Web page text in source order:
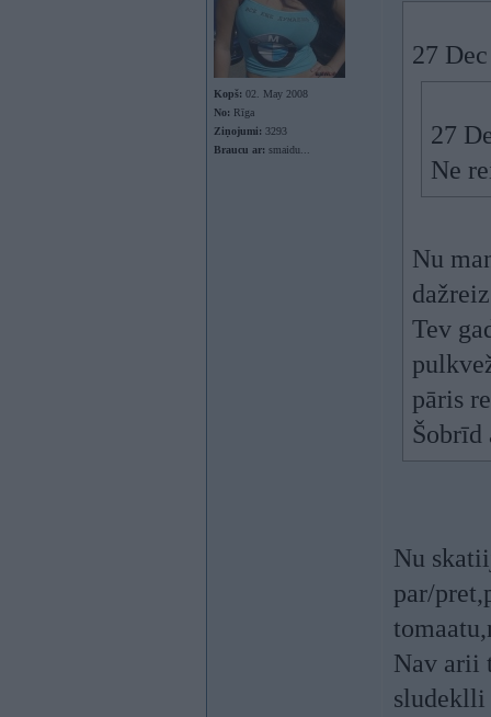
Kopš: 02. May 2008
No: Rīga
Ziņojumi: 3293
Braucu ar: smaidu...
27
27
Ne
Nu
Tev
pāris
Šobrīd
Nu
par/
Nav arii
sludeklli